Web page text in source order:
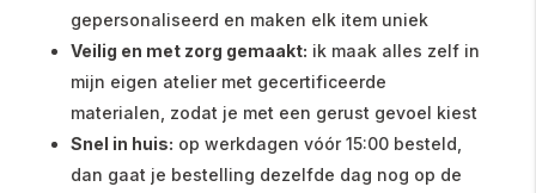
gepersonaliseerd en maken elk item uniek
Veilig en met zorg gemaakt: ik maak alles zelf in
mijn eigen atelier met gecertificeerde
materialen, zodat je met een gerust gevoel kiest
Snel in huis: op werkdagen vóór 15:00 besteld,
dan gaat je bestelling dezelfde dag nog op de